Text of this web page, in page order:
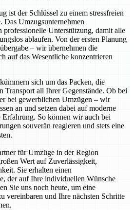
ist der Schlüssel zu einem stressfreien
Das Umzugsunternehmen
professionelle Unterstützung, damit alle
ablaufen. Von der ersten Planung
– wir übernehmen die
auf das Wesentliche konzentrieren
sich um das Packen, die
Transport all Ihrer Gegenstände. Ob bei
bei gewerblichen Umzügen – wir
an und setzen dabei auf moderne
So können wir auch bei
souverän reagieren und stets eine
für Umzüge in der Region
Wert auf Zuverlässigkeit,
Sie erhalten einen
der auf Ihre individuellen Wünsche
Sie uns noch heute, um eine
vereinbaren und Ihre nächsten Schritte